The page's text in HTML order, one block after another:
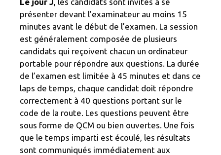
présenter devant l’examinateur au moins 15
minutes avant le début de l’examen. La session
est généralement composée de plusieurs
candidats qui reçoivent chacun un ordinateur
portable pour répondre aux questions. La durée
de l’examen est limitée à 45 minutes et dans ce
laps de temps, chaque candidat doit répondre
correctement à 40 questions portant sur le
code de la route. Les questions peuvent être
sous forme de QCM ou bien ouvertes. Une fois
que le temps imparti est écoulé, les résultats
sont communiqués immédiatement aux